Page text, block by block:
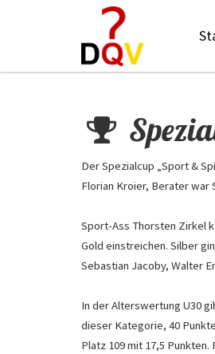
Der Spezialcup „Sport &
Florian Kroier, Berater war
Sport-Ass Thorsten Zirkel
Gold einstreichen. Silber
Sebastian Jacoby, Walter
In der Alterswertung U30
dieser Kategorie, 40
Platz 109 mit 17,5